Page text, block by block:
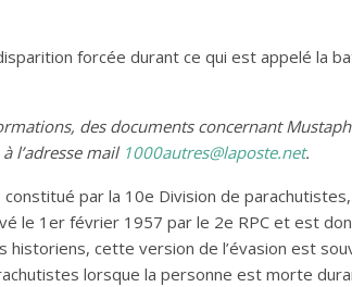
forcée durant ce qui est appelé la
des documents concernant
l’adresse mail 1000autres@laposte.net.
par la 10e Division de
le 1er février 1957 par le 2e RPC et est
historiens, cette version de l’évasion est
lorsque la personne est morte